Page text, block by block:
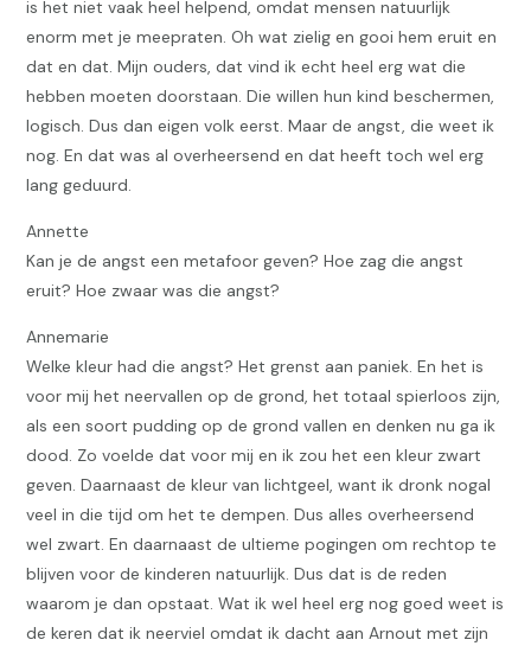
is het niet vaak heel helpend, omdat mensen natuurlijk
enorm met je meepraten. Oh wat zielig en gooi hem eruit en
dat en dat. Mijn ouders, dat vind ik echt heel erg wat die
hebben moeten doorstaan. Die willen hun kind beschermen,
logisch. Dus dan eigen volk eerst. Maar de angst, die weet ik
nog. En dat was al overheersend en dat heeft toch wel erg
lang geduurd.
Annette
Kan je de angst een metafoor geven? Hoe zag die angst
eruit? Hoe zwaar was die angst?
Annemarie
Welke kleur had die angst? Het grenst aan paniek. En het is
voor mij het neervallen op de grond, het totaal spierloos zijn,
als een soort pudding op de grond vallen en denken nu ga ik
dood. Zo voelde dat voor mij en ik zou het een kleur zwart
geven. Daarnaast de kleur van lichtgeel, want ik dronk nogal
veel in die tijd om het te dempen. Dus alles overheersend
wel zwart. En daarnaast de ultieme pogingen om rechtop te
blijven voor de kinderen natuurlijk. Dus dat is de reden
waarom je dan opstaat. Wat ik wel heel erg nog goed weet is
de keren dat ik neerviel omdat ik dacht aan Arnout met zijn